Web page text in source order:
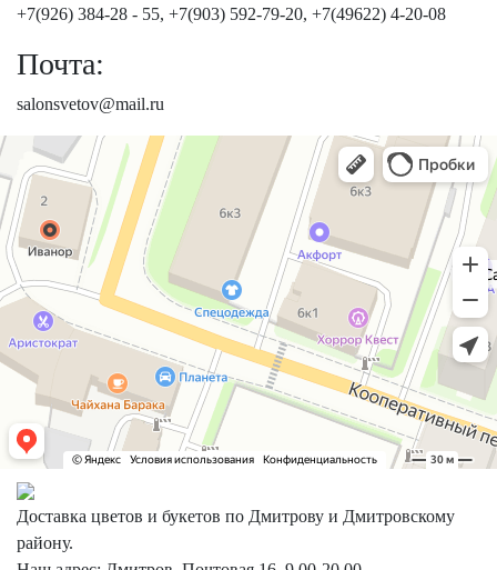
+7(926) 384-28 - 55, +7(903) 592-79-20, +7(49622) 4-20-08
Почта:
salonsvetov@mail.ru
Доставка цветов и букетов по Дмитрову и Дмитровскому
району.